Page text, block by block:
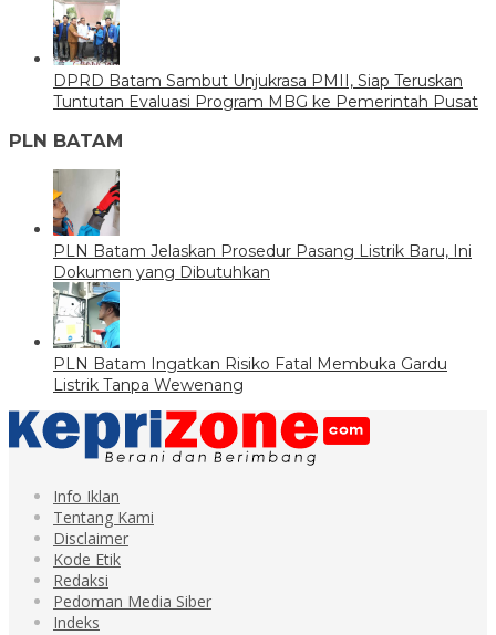
DPRD Batam Sambut Unjukrasa PMII, Siap Teruskan
Tuntutan Evaluasi Program MBG ke Pemerintah Pusat
PLN BATAM
PLN Batam Jelaskan Prosedur Pasang Listrik Baru, Ini
Dokumen yang Dibutuhkan
PLN Batam Ingatkan Risiko Fatal Membuka Gardu
Listrik Tanpa Wewenang
Info Iklan
Tentang Kami
Disclaimer
Kode Etik
Redaksi
Pedoman Media Siber
Indeks